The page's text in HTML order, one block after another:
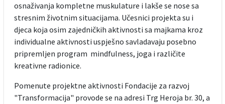
osnaživanja kompletne muskulature i lakše se nose sa
stresnim životnim situacijama. Učesnici projekta su i
djeca koja osim zajedničkih aktivnosti sa majkama kroz
individualne aktivnosti uspješno savladavaju posebno
pripremljen program mindfulness, joga i različite
kreativne radionice.
Pomenute projektne aktivnosti Fondacije za razvoj
"Transformacija" provode se na adresi Trg Heroja br. 30, a